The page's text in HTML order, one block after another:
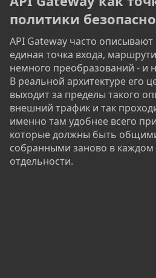
политики
API Gateway часто
единая точка входа,
немного преобразований - и
В реальной архитектуре его
выходит за пределы такого
внешний трафик и так
именно там удобнее всего
которые должны быть общими
собранными заново в каждом
отдельности.